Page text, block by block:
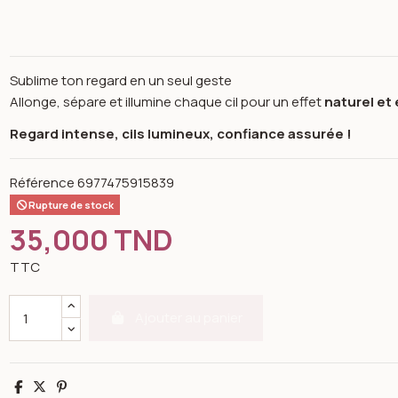
Sublime ton regard en un seul geste
Allonge, sépare et illumine chaque cil pour un effetnaturel et
Regard intense, cils lumineux, confiance assurée !
Référence 6977475915839
Rupture de stock
35,000 TND
TTC
Partager
TweetPinterest